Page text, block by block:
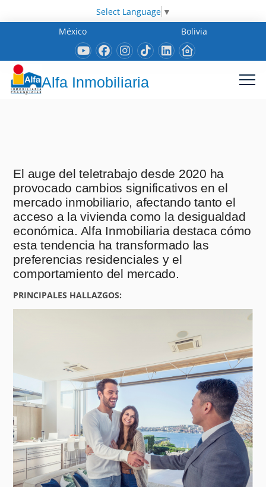
Select Language ▼
México
Bolivia
Alfa Inmobiliaria
El auge del teletrabajo desde 2020 ha
provocado cambios significativos en el
mercado inmobiliario, afectando tanto el
acceso a la vivienda como la desigualdad
económica. Alfa Inmobiliaria destaca cómo
esta tendencia ha transformado las
preferencias residenciales y el
comportamiento del mercado.
PRINCIPALES HALLAZGOS: